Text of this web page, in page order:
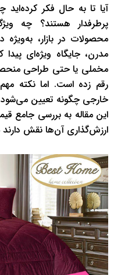
آیا تا به حال فکر
پرطرفدار هستند؟ چه
محصولات در بازار،
مدرن، جایگاه ویژه‌ای
مخملی یا حتی طراحی
رقم زده است. اما نکته
خارجی چگونه تعیین می‌شود
این مقاله به بررسی جامع
ارزش‌گذاری آن‌ها نقش دارند